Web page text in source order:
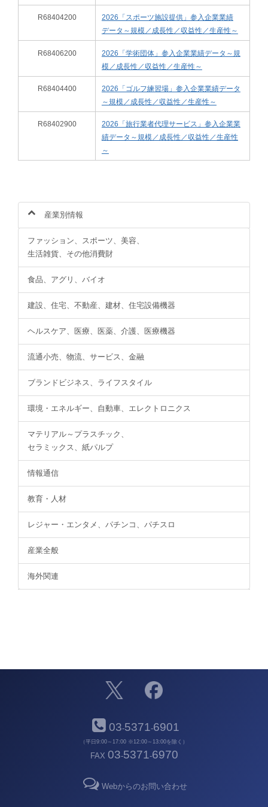
R68404200
2026「スポーツ施設提供」参入企業業績
データ～規模／成長性／収益性／生産性～
R68406200
2026「学術団体」参入企業業績データ～規
模／成長性／収益性／生産性～
R68404400
2026「ゴルフ練習場」参入企業業績データ
～規模／成長性／収益性／生産性～
R68402900
2026「旅行業者代理サービス」参入企業業
績データ～規模／成長性／収益性／生産性
～
産業別情報
ファッション、スポーツ、美容、
生活雑貨、その他消費財
食品、アグリ、バイオ
建設、住宅、不動産、建材、住宅設備機器
ヘルスケア、医療、医薬、介護、医療機器
流通小売、物流、サービス、金融
ブランドビジネス、ライフスタイル
環境・エネルギー、自動車、エレクトロニクス
マテリアル～プラスチック、
セラミックス、紙パルプ
情報通信
教育・人材
レジャー・エンタメ、パチンコ、パチスロ
産業全般
海外関連
03-5371-6901
（平日9:00～17:00 ※12:00～13:00を除く）
FAX 03-5371-6970
Webからのお問い合わせ